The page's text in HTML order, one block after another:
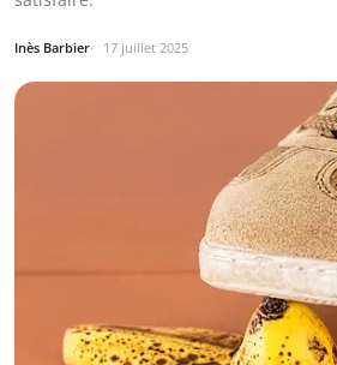
Inès Barbier 17 juillet 2025